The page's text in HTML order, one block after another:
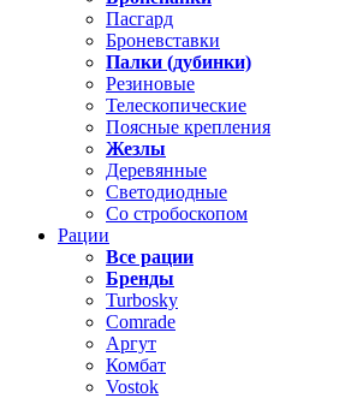
Пасгард
Броневставки
Палки (дубинки)
Резиновые
Телескопические
Поясные крепления
Жезлы
Деревянные
Светодиодные
Со стробоскопом
Рации
Все рации
Бренды
Turbosky
Comrade
Аргут
Комбат
Vostok